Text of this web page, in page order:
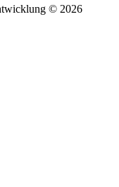
© 2026